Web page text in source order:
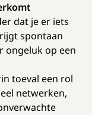
dat je er iets
spontaan
ongeluk op een
toeval een rol
netwerken,